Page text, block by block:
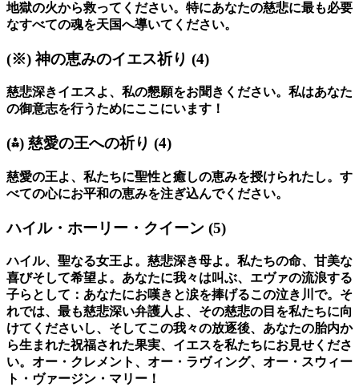
地獄の火から救ってください。特にあなたの慈悲に最も必要
なすべての魂を天国へ導いてください。
(※)神の恵みのイエス祈り (4)
慈悲深きイエスよ、私の懇願をお聞きください。私はあなた
の御意志を行うためにここにいます！
(⁂) 慈愛の王への祈り (4)
慈愛の王よ、私たちに聖性と癒しの恵みを授けられたし。す
べての心にお平和の恵みを注ぎ込んでください。
ハイル・ホーリー・クイーン (5)
ハイル、聖なる女王よ。慈悲深き母よ。私たちの命、甘美な
喜びそして希望よ。あなたに我々は叫ぶ、エヴァの流浪する
子らとして：あなたにお嘆きと涙を捧げるこの泣き川で。そ
れでは、最も慈悲深い弁護人よ、その慈悲の目を私たちに向
けてくださいし、そしてこの我々の放逐後、あなたの胎内か
ら生まれた祝福された果実、イエスを私たちにお見せくださ
い。オー・クレメント、オー・ラヴィング、オー・スウィー
ト・ヴァージン・マリー！